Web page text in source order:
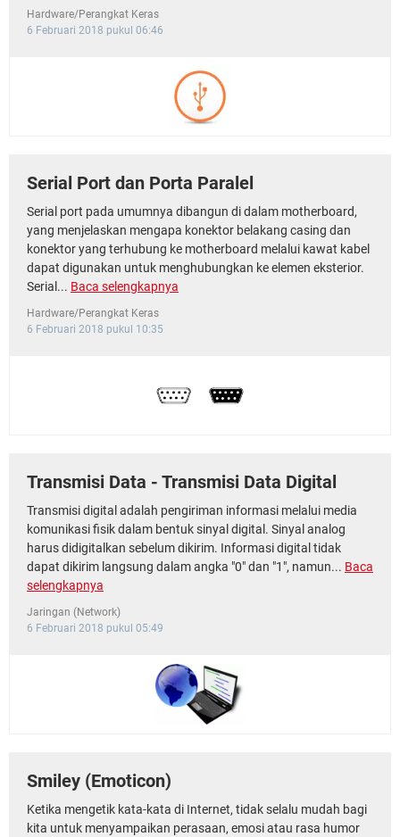
Hardware/Perangkat Keras
6 Februari 2018 pukul 06:46
Serial Port dan Porta Paralel
Serial port pada umumnya dibangun di dalam motherboard,
yang menjelaskan mengapa konektor belakang casing dan
konektor yang terhubung ke motherboard melalui kawat kabel
dapat digunakan untuk menghubungkan ke elemen eksterior.
Serial... Baca selengkapnya
Hardware/Perangkat Keras
6 Februari 2018 pukul 10:35
Transmisi Data - Transmisi Data Digital
Transmisi digital adalah pengiriman informasi melalui media
komunikasi fisik dalam bentuk sinyal digital. Sinyal analog
harus didigitalkan sebelum dikirim. Informasi digital tidak
dapat dikirim langsung dalam angka "0" dan "1", namun... Baca
selengkapnya
Jaringan (Network)
6 Februari 2018 pukul 05:49
Smiley (Emoticon)
Ketika mengetik kata-kata di Internet, tidak selalu mudah bagi
kita untuk menyampaikan perasaan, emosi atau rasa humor